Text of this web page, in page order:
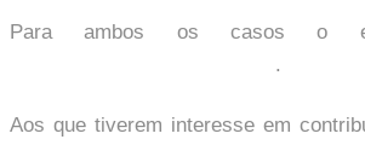
Para ambos os casos o
.
Aos que tiverem interesse em